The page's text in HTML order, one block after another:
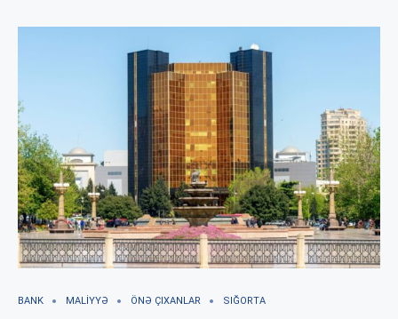
BANK MALIYYƏ ÖNƏ ÇIXANLAR SIĞORTA